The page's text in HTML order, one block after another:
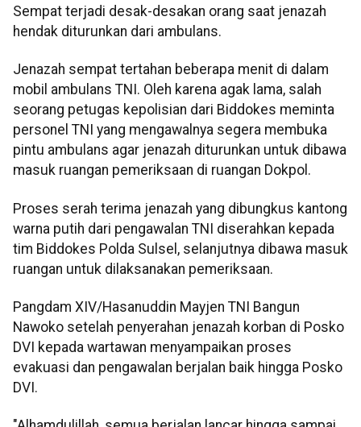
Sempat terjadi desak-desakan orang saat jenazah
hendak diturunkan dari ambulans.
Jenazah sempat tertahan beberapa menit di dalam
mobil ambulans TNI. Oleh karena agak lama, salah
seorang petugas kepolisian dari Biddokes meminta
personel TNI yang mengawalnya segera membuka
pintu ambulans agar jenazah diturunkan untuk dibawa
masuk ruangan pemeriksaan di ruangan Dokpol.
Proses serah terima jenazah yang dibungkus kantong
warna putih dari pengawalan TNI diserahkan kepada
tim Biddokes Polda Sulsel, selanjutnya dibawa masuk
ruangan untuk dilaksanakan pemeriksaan.
Pangdam XIV/Hasanuddin Mayjen TNI Bangun
Nawoko setelah penyerahan jenazah korban di Posko
DVI kepada wartawan menyampaikan proses
evakuasi dan pengawalan berjalan baik hingga Posko
DVI.